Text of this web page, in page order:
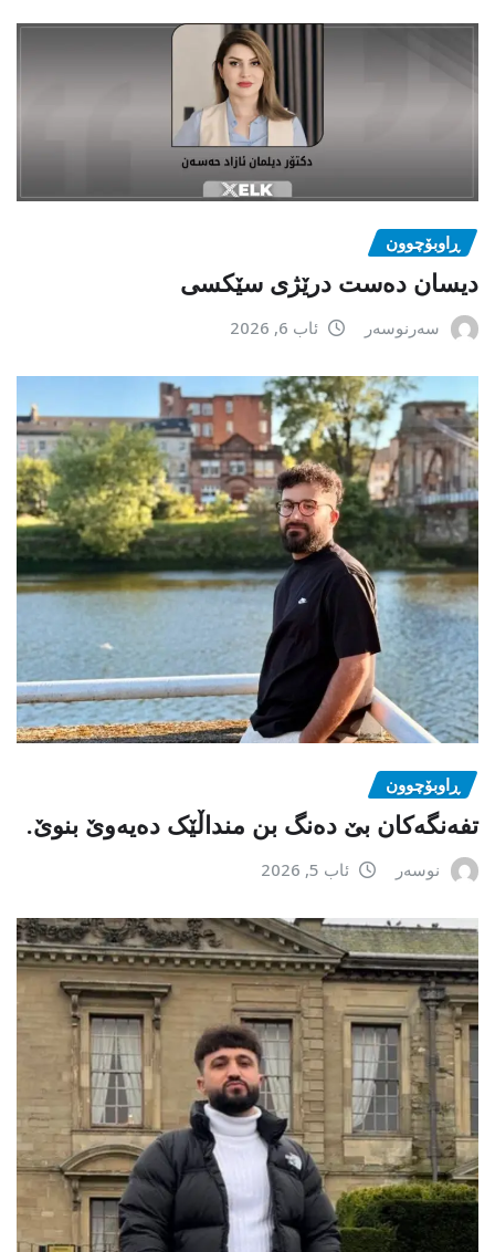
ڕاوبۆچوون
دیسان دەست درێژی سێکسی
سەرنوسەر ئاب 6, 2026
ڕاوبۆچوون
تفەنگەکان بێ دەنگ بن منداڵێک دەیەوێ بنوێ.
نوسەر ئاب 5, 2026